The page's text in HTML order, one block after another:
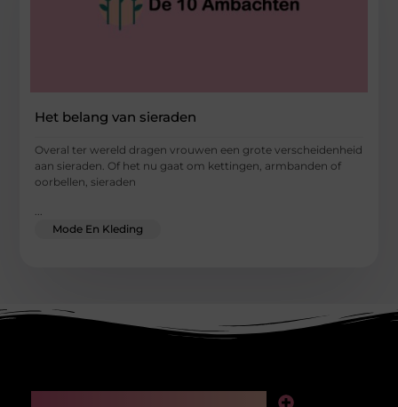
Het belang van sieraden
Overal ter wereld dragen vrouwen een grote verscheidenheid
aan sieraden. Of het nu gaat om kettingen, armbanden of
oorbellen, sieraden
Mode En Kleding